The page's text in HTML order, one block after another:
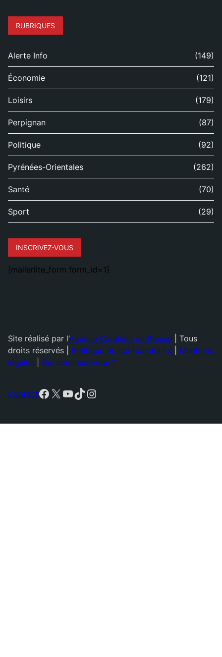
RUBRIQUES
Alerte Info (149)
Économie (121)
Loisirs (179)
Perpignan (87)
Politique (92)
Pyrénées-Orientales (262)
Santé (70)
Sport (29)
INSCRIVEZ-VOUS
[mailerlite_form form_id=1]
Site réalisé par l’Agence Catalane de Presse | Tous
droits réservés | Politique de confidentialité
Mentions
légales
Qui sommes-nous ?
ContactFacebook
X YouTube
TikTok
Instagram